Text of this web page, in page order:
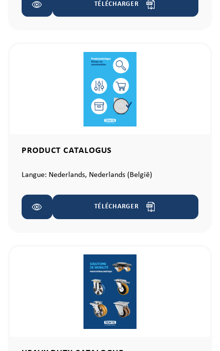
TÉLÉCHARGER
PRODUCT CATALOGUS
Langue: Nederlands, Nederlands (België)
TÉLÉCHARGER